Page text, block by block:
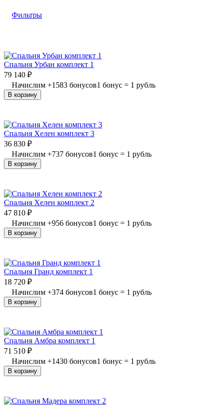
Фильтры
Спальня Урбан комплект 1
79 140 ₽
Начислим +1583 бонусов1 бонус = 1 рубль
В корзину
Спальня Хелен комплект 3
36 830 ₽
Начислим +737 бонусов1 бонус = 1 рубль
В корзину
Спальня Хелен комплект 2
47 810 ₽
Начислим +956 бонусов1 бонус = 1 рубль
В корзину
Спальня Гранд комплект 1
18 720 ₽
Начислим +374 бонусов1 бонус = 1 рубль
В корзину
Спальня Амбра комплект 1
71 510 ₽
Начислим +1430 бонусов1 бонус = 1 рубль
В корзину